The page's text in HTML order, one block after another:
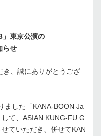
東京公演の
らせ
き、誠にありがとうござ
ました「KANA-BOON Ja
て、ASIAN KUNG-FU G
ていただき、併せてKAN